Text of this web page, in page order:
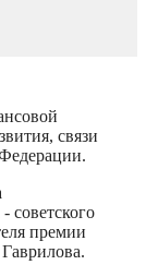
связи
советского
премии